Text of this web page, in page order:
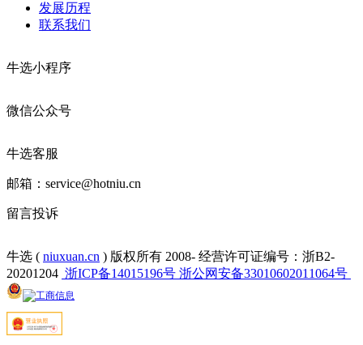
发展历程
联系我们
牛选小程序
微信公众号
牛选客服
邮箱：service@hotniu.cn
留言投诉
牛选 ( niuxuan.cn ) 版权所有 2008- 经营许可证编号：浙B2-
20201204 浙ICP备14015196号 浙公网安备33010602011064号